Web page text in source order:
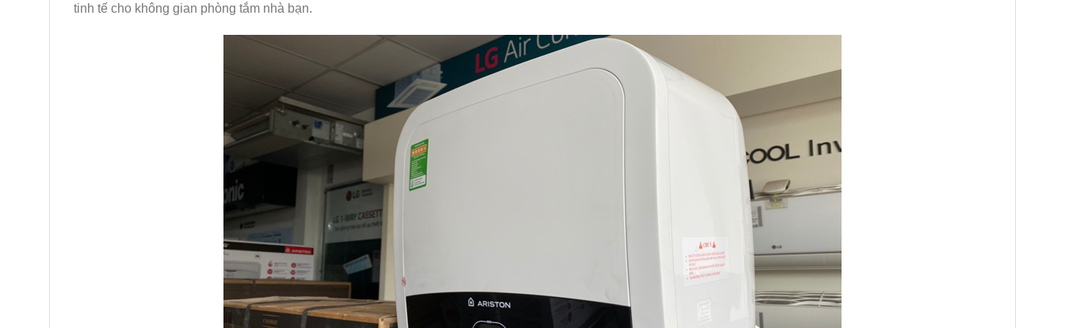
tinh tế cho không gian phòng tắm nhà bạn.